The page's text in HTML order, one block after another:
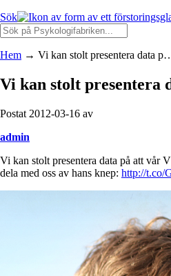
Sök
Hem → Vi kan stolt presentera data
Vi kan stolt presentera
Postat 2012-03-16 av
admin
Vi kan stolt presentera data på att vår
dela med oss av hans knep: http://t.co/